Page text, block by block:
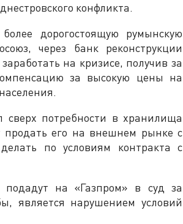
конфликта.
дорогостоящую румынскую
через банк реконструкции
на кризисе, получив за
за высокую цены на
потребности в хранилища
продать его на внешнем рынке с
по условиям контракта с
на «Газпром» в суд за
является нарушением условий